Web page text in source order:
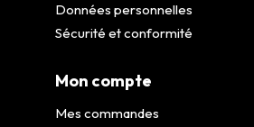
Données personnelles
Sécurité et conformité
Mon compte
Mes commandes